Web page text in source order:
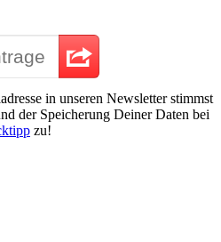
in unseren Newsletter stimmst
der Speicherung Deiner Daten bei
zu!